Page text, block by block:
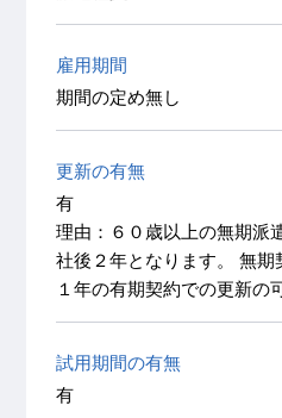
雇用期間
期間の定め無し
更新の有無
有
理由：６０歳以上の無期派
社後２年となります。 無
１年の有期契約での更新の
試用期間の有無
有